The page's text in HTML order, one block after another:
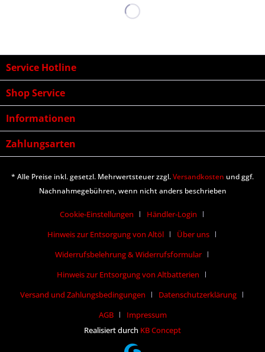
Service Hotline
Shop Service
Informationen
Zahlungsarten
* Alle Preise inkl. gesetzl. Mehrwertsteuer zzgl.Versandkosten und ggf.
Nachnahmegebühren, wenn nicht anders beschrieben
Cookie-Einstellungen
Händler-Login
Hinweis zur Entsorgung von Altöl
Über uns
Widerrufsbelehrung & Widerrufsformular
Hinweis zur Entsorgung von Altbatterien
Versand und Zahlungsbedingungen
Datenschutzerklärung
AGB
Impressum
Realisiert durch KB Concept